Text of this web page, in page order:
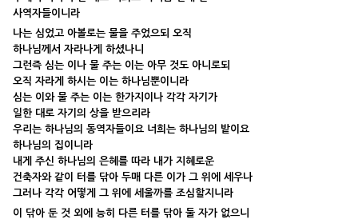
사역자들이니라
나는 심었고 아볼로는 물을 주었으되 오직
하나님께서 자라나게 하셨나니
그런즉 심는 이나 물 주는 이는 아무 것도 아니로되
오직 자라게 하시는 이는 하나님뿐이니라
심는 이와 물 주는 이는 한가지이나 각각 자기가
일한 대로 자기의 상을 받으리라
우리는 하나님의 동역자들이요 너희는 하나님의 밭이요
하나님의 집이니라
내게 주신 하나님의 은혜를 따라 내가 지혜로운
건축자와 같이 터를 닦아 두매 다른 이가 그 위에 세우나
그러나 각각 어떻게 그 위에 세울까를 조심할지니라
이 닦아 둔 것 외에 능히 다른 터를 닦아 둘 자가 없으니